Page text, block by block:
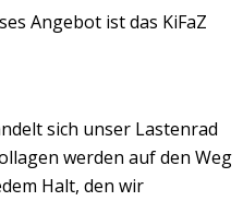
Angebot ist das KiFaZ
sich unser Lastenrad
werden auf den Weg
Halt, den wir